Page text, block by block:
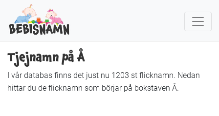
Tjejnamn på Å
I vår databas finns det just nu 1203 st flicknamn. Nedan
hittar du de flicknamn som börjar på bokstaven Å.